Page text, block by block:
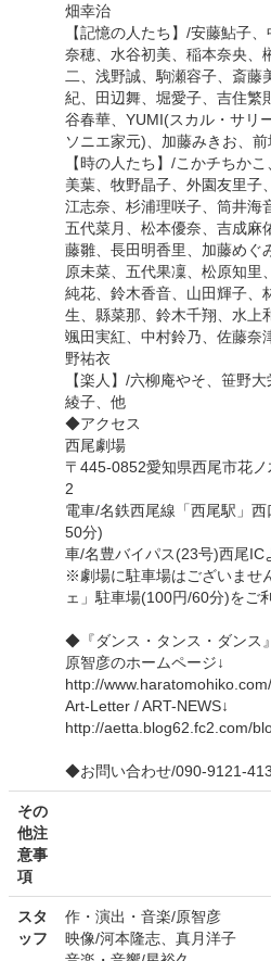
畑幸治
【記憶の人たち】/安藤鮎子
奈穂、水谷初美、稲本奈央、
二、浅野誠、駒瀬容子、斎藤
紀、田辺舞、堀愛子、吉住繁
谷春華、YUMI(スカル・サリ
ソニエ家元)、加藤みきお、
【時の人たち】/こかチちか
美葉、牧野晶子、外園友里子
江志奈、杉浦理咲子、筒井海
五代菜月、松本優奈、吉成麻
藤雛、長田明香里、加藤めぐ
原未菜、五代果凜、松原知里
純花、鈴木香音、山田輝子、
生、縣菜那、鈴木千翔、水上
颯田実紅、中村鈴乃、佐藤奈
野祐衣
【楽人】/六柳庵やそ、笹野
綾子、他
◆アクセス
西尾劇場
〒445-0852愛知県西尾市花
2
電車/名鉄西尾線「西尾駅」
50分)
車/名豊バイパス(23号)西尾IC
※劇場に駐車場はございませ
ェ」駐車場(100円/60分)をご
◆『ダンス・タンス・ダンス
原智彦のホームページ↓
http://www.haratomohiko.com/
Art-Letter / ART-NEWS↓
http://aetta.blog62.fc2.com/
◆お問い合わせ/090-9121-
その
他注
意事
項
スタ
ッフ
作・演出・音楽/原智彦
映像/河本隆志、真月洋子